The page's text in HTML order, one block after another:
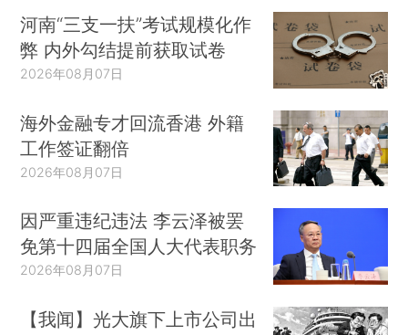
河南“三支一扶”考试规模化作
弊 内外勾结提前获取试卷
2026年08月07日
海外金融专才回流香港 外籍
工作签证翻倍
2026年08月07日
因严重违纪违法 李云泽被罢
免第十四届全国人大代表职务
2026年08月07日
【我闻】光大旗下上市公司出